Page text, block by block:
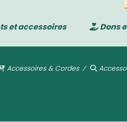
et accessoires Dons
Accessoires & Cordes